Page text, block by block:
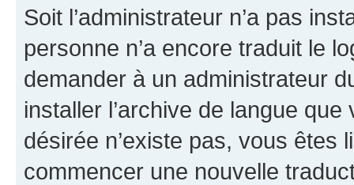
Soit l’administrateur n’a pas
personne n’a encore traduit le
demander à un administrateur
installer l’archive de langue
désirée n’existe pas, vous êtes
commencer une nouvelle